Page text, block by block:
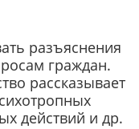
разъяснения
граждан.
рассказывает
действий и др.